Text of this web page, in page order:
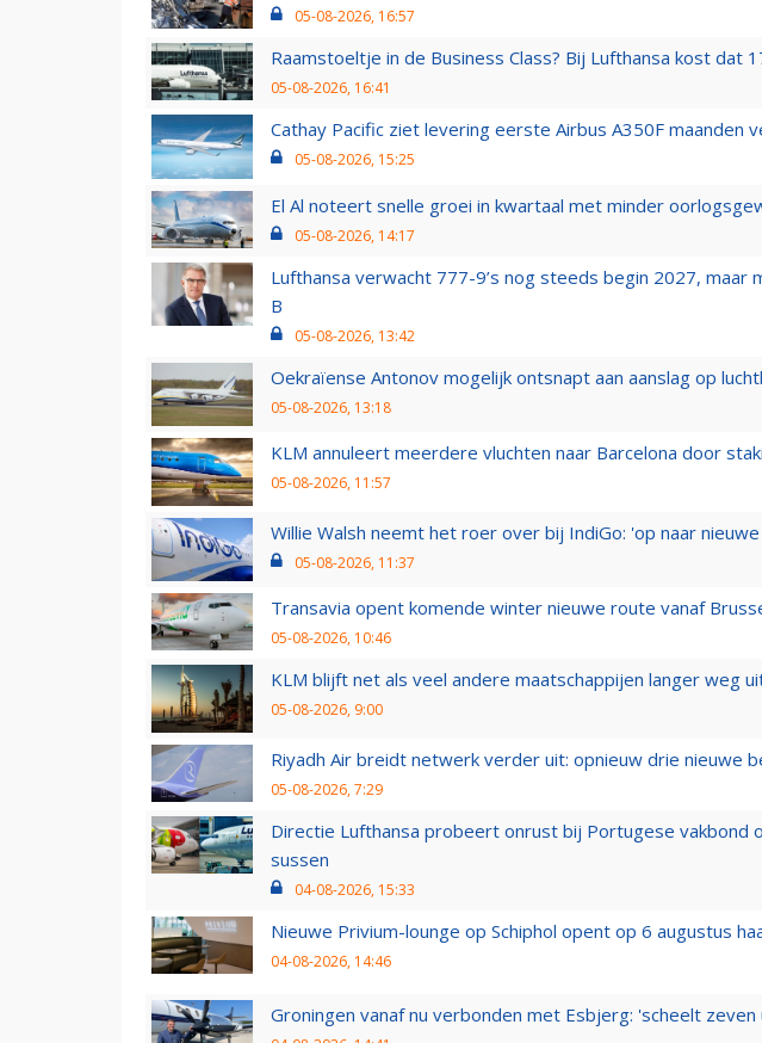
05-08-2026, 16:57
Raamstoeltje in de Business Class? Bij Lufthansa kost dat
05-08-2026, 16:41
Cathay Pacific ziet levering eerste Airbus A350F maanden
05-08-2026, 15:25
El Al noteert snelle groei in kwartaal met minder
05-08-2026, 14:17
Lufthansa verwacht 777-9’s nog steeds begin 2027, maar
B
05-08-2026, 13:42
Oekraïense Antonov mogelijk ontsnapt aan aanslag op
05-08-2026, 13:18
KLM annuleert meerdere vluchten naar Barcelona door
05-08-2026, 11:57
Willie Walsh neemt het roer over bij IndiGo: 'op naar
05-08-2026, 11:37
Transavia opent komende winter nieuwe route vanaf
05-08-2026, 10:46
KLM blijft net als veel andere maatschappijen langer weg
05-08-2026, 9:00
Riyadh Air breidt netwerk verder uit: opnieuw drie nieuwe
05-08-2026, 7:29
Directie Lufthansa probeert onrust bij Portugese vakbond
sussen
04-08-2026, 15:33
Nieuwe Privium-lounge op Schiphol opent op 6 augustus
04-08-2026, 14:46
Groningen vanaf nu verbonden met Esbjerg: 'scheelt zeven